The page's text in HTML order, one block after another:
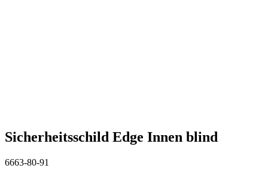
Sicherheitsschild Edge Innen blind
6663-80-91